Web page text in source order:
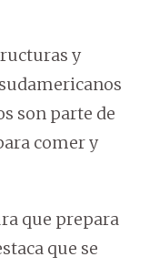
y
son parte de
comer y
que prepara
que se